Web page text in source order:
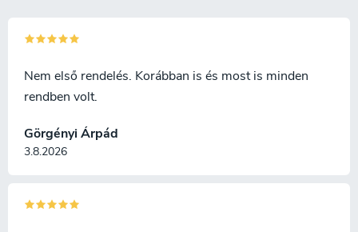
kés felakasztására szolgáló
megfordítható, és a kés
egyaránt alkalmas jobbkezesek
egyaránt.
Görgényi Árpád
3.8.2026
Nem első rendelés. Korábban is és most is minden
rendben volt.